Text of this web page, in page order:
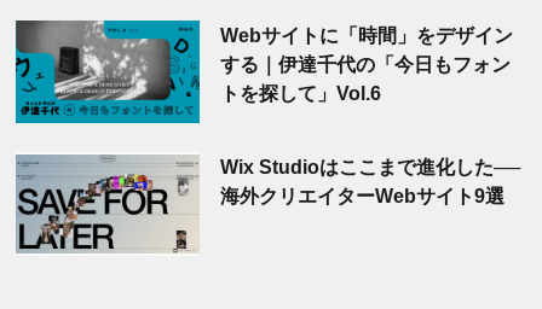
Webサイトに「時間」をデザイン
する｜伊達千代の「今日もフォン
トを探して」Vol.6
Wix Studioはここまで進化した──
海外クリエイターWebサイト9選